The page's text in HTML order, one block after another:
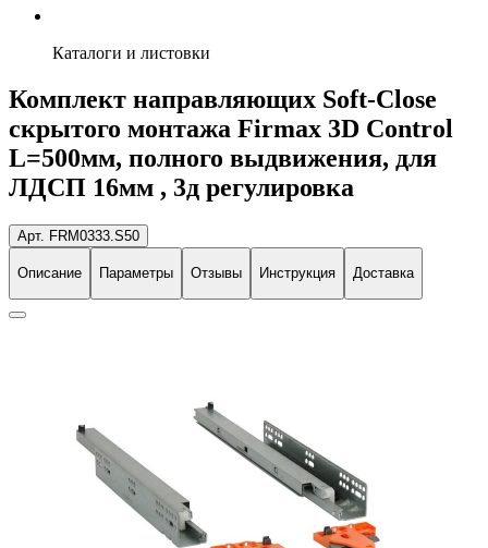
Каталоги и листовки
Комплект направляющих Soft-Close
скрытого монтажа Firmax 3D Control
L=500мм, полного выдвижения, для
ЛДСП 16мм , 3д регулировка
Арт. FRM0333.S50
Описание Параметры Отзывы Инструкция Доставка